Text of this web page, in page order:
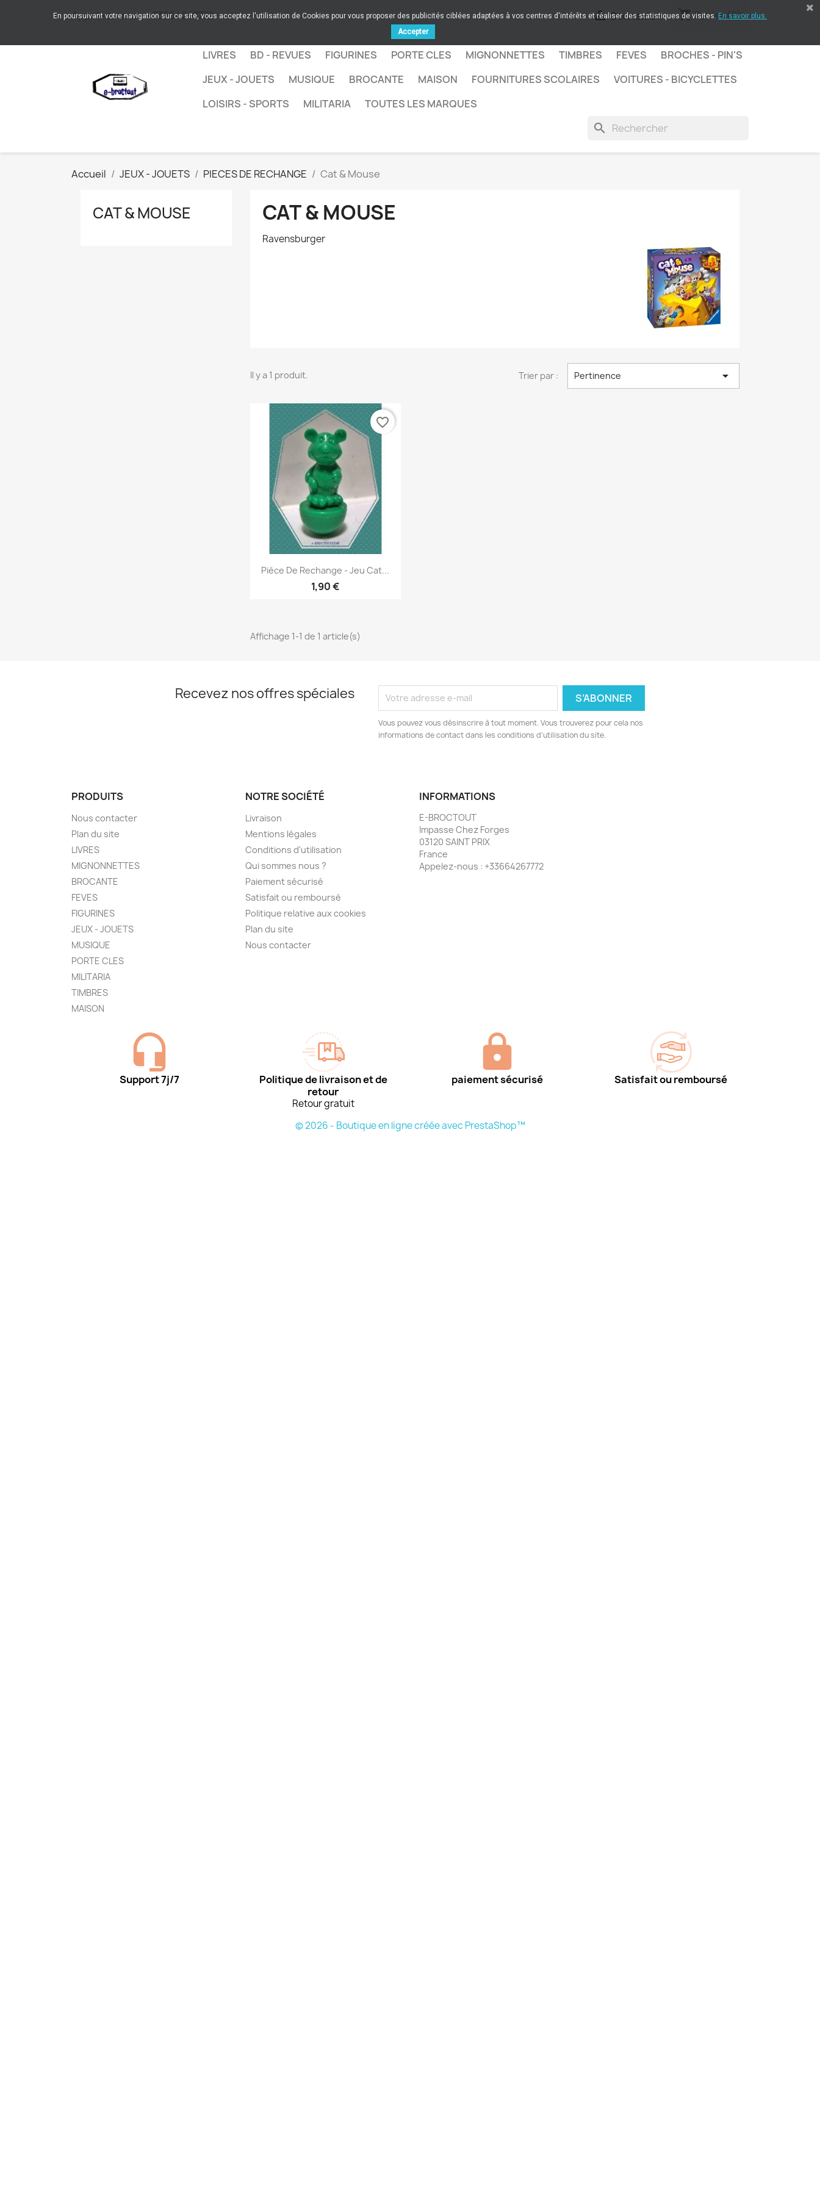
Appelez-nous :+33664267772  Connexion shopping_cartPanier (0)
LIVRES BD - REVUES FIGURINES PORTE CLES MIGNONNETTES TIMBRES FEVES
BROCHES - PIN'S
JEUX - JOUETS
MUSIQUE BROCANTE MAISON FOURNITURES SCOLAIRES
VOITURES - BICYCLETTES
LOISIRS - SPORTS
MILITARIA TOUTES LES MARQUES
search
Accueil JEUX - JOUETS PIECES DE RECHANGE Cat & Mouse
CAT & MOUSE CAT & MOUSE
Ravensburger
Il y a 1 produit. Trier par : Pertinence 
 Aperçu rapide
Pièce De Rechange - Jeu Cat...
1,90 €
favorite_border
Affichage 1-1 de 1 article(s)
Recevez nos offres spéciales
Vous pouvez vous désinscrire à tout moment. Vous trouverez pour cela nos
informations de contact dans les conditions d'utilisation du site.
PRODUITS
Nous contacter
Plan du site
LIVRES
MIGNONNETTES
BROCANTE
FEVES
FIGURINES
JEUX - JOUETS
MUSIQUE
PORTE CLES
MILITARIA
TIMBRES
MAISON
NOTRE SOCIÉTÉ
Livraison
Mentions légales
Conditions d'utilisation
Qui sommes nous ?
Paiement sécurisé
Satisfait ou remboursé
Politique relative aux cookies
Plan du site
Nous contacter
INFORMATIONS
E-BROCTOUT
Impasse Chez Forges
03120 SAINT PRIX
France
Appelez-nous : +33664267772
Support 7j/7
Politique de livraison et de
retour
Retour gratuit
paiement sécurisé Satisfait ou remboursé
© 2026 - Boutique en ligne créée avec PrestaShop™
En poursuivant votre navigation sur ce site, vous acceptez l'utilisation de Cookies pour vous proposer des publicités ciblées adaptées à vos centres d'intérêts et réaliser des statistiques de visites. En savoir plus.
Accepter